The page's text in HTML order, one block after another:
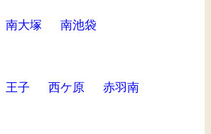
南大塚 南池袋
王子 西ケ原 赤羽南